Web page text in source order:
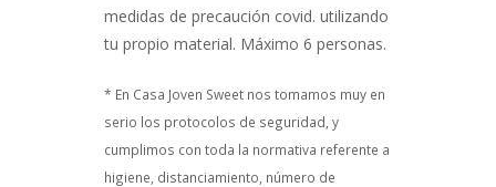
medidas de precaución covid. utilizando
tu propio material. Máximo 6 personas.
* En Casa Joven Sweet nos tomamos muy en
serio los protocolos de seguridad, y
cumplimos con toda la normativa referente a
higiene, distanciamiento, número de